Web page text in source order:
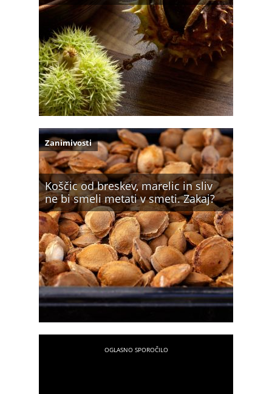
Koščic od breskev, marelic in sliv
ne bi smeli metati v smeti. Zakaj?
Zanimivosti